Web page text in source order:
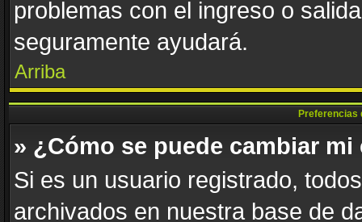
problemas con el ingreso o
seguramente ayudará.
Arriba
Preferencias
» ¿Cómo se puede cambiar
Si es un usuario registrado,
archivados en nuestra base de